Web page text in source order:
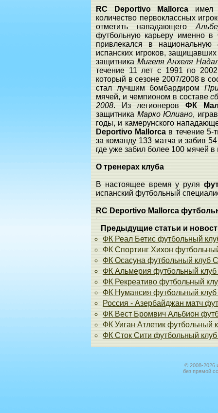
RC Deportivo Mallorca имел
количество первоклассных
отметить нападающего
футбольную карьеру именно в
привлекался в национальную
испанских игроков,
защитника Мигеля Анхеля
течение 11 лет с 1991 по
который в сезоне 2007/2008 в
стал лучшим бомбардиром
мячей, и чемпионом в составе
2008. Из легионеровФК
защитника Марко Юлиано,
годы, и камерунского
Deportivo Mallorca в течение 5-
за команду 133 матча и забив
где уже забил более 100 мячей в
О тренерах клуба
В настоящее время у руля
испанский футбольный
RC Deportivo Mallorca
Предыдущие статьи и
ФК Реал Бетис футбольный
ФК Спортинг Хихон
ФК Осасуна футбольный клуб
ФК Альмерия футбольный
ФК Рекреативо футбольный
ФК Нумансия футбольный
Россия - Азербайджан матч
ФК Вест Бромвич Альбион
ФК Уиган Атлетик футбольный
ФК Сток Сити футбольный
© 2008-2026
без прямой